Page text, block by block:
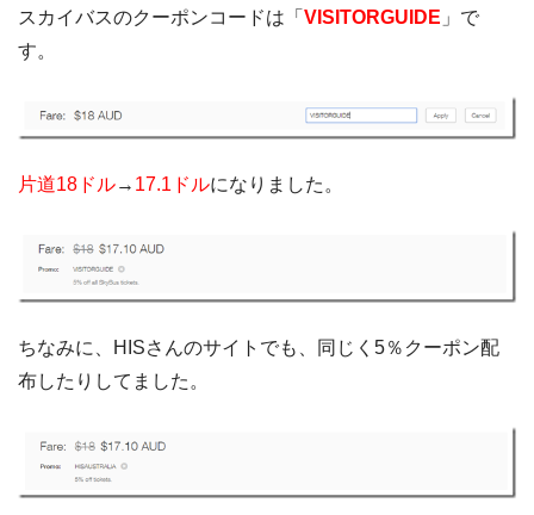
スカイバスのクーポンコードは「 VISITORGUIDE 」で
す。
片道18ドル→ 17.1ドルになりました。
ちなみに、HISさんのサイトでも、同じく5％クーポン配
布したりしてました。